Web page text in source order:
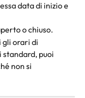
data di inizio e
o chiuso.
gli orari di
puoi
non si